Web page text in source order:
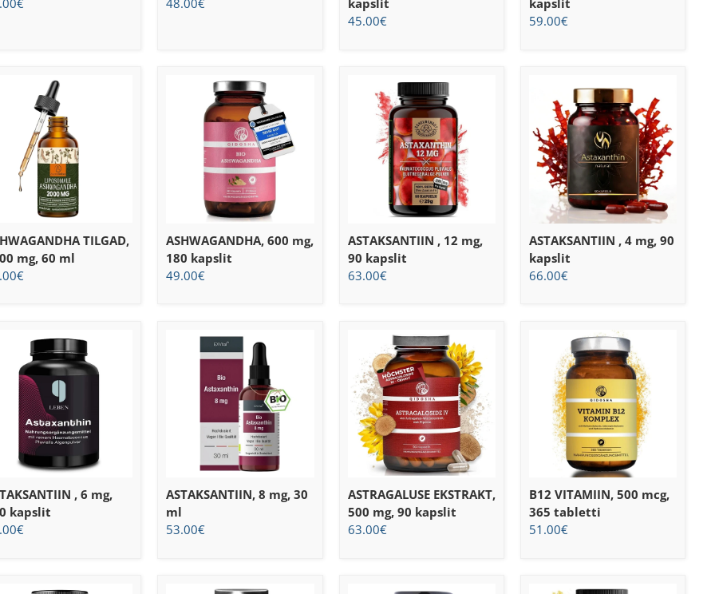
€
48.00€
kapslit
45.00€
kapslit
59.00€
TILGAD,
mg, 60 ml
€
ASHWAGANDHA, 600 mg,
180 kapslit
49.00€
ASTAKSANTIIN , 12 mg,
90 kapslit
63.00€
ASTAKSANTIIN , 4 mg, 90
kapslit
66.00€
, 6 mg,
kapslit
€
ASTAKSANTIIN, 8 mg, 30
ml
53.00€
ASTRAGALUSE EKSTRAKT,
500 mg, 90 kapslit
63.00€
B12 VITAMIIN, 500 mcg,
365 tabletti
51.00€